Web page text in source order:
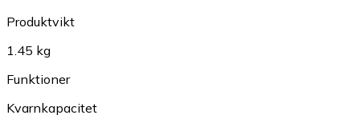
Produktvikt
1.45 kg
Funktioner
Kvarnkapacitet